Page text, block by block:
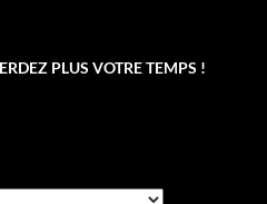
PLUS VOTRE TEMPS !